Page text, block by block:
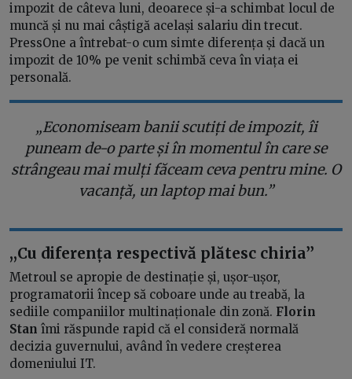
impozit de câteva luni, deoarece și-a schimbat locul de
muncă și nu mai câștigă același salariu din trecut.
PressOne a întrebat-o cum simte diferența și dacă un
impozit de 10% pe venit schimbă ceva în viața ei
personală.
„Economiseam banii scutiți de impozit, îi
puneam de-o parte și în momentul în care se
strângeau mai mulți făceam ceva pentru mine. O
vacanță, un laptop mai bun.”
,,Cu diferența respectivă plătesc chiria’’
Metroul se apropie de destinație și, ușor-ușor,
programatorii încep să coboare unde au treabă, la
sediile companiilor multinaționale din zonă. Florin
Stan îmi răspunde rapid că el consideră normală
decizia guvernului, având în vedere creșterea
domeniului IT.